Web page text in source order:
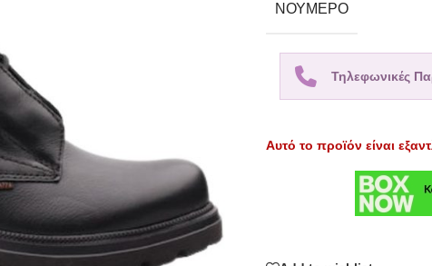
ΝΟΎΜΕΡΟ
Τηλεφωνικές
Αυτό το προϊόν είναι